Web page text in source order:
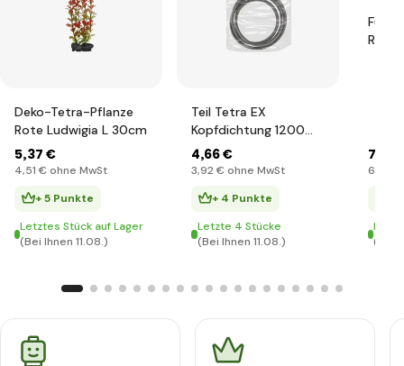
Deko-Tetra-Pflanze
Rote Ludwigia L 30cm
5,37 €
4,51 € ohne MwSt
+ 5 Punkte
Letztes Stück auf Lager
(Bei Ihnen 11.08.)
Teil Tetra EX
Kopfdichtung 1200
Plus
4,66 €
3,92 € ohne MwSt
+ 4 Punkte
Letzte 4 Stücke
(Bei Ihnen 11.08.)
7
6
(Bei